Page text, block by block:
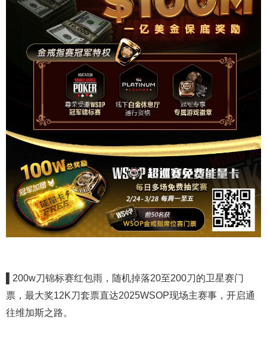
200w刀锦标赛红包雨，随机掉落20至200刀的卫星赛门
票，最大奖12K刀套票直达2025WSOP现场主赛事，开启通
往维加斯之路。